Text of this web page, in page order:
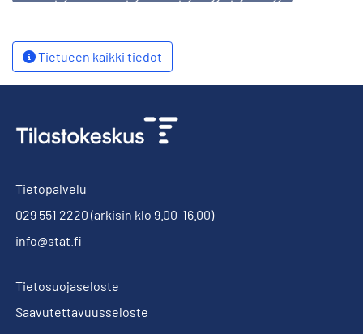
Tietueen kaikki tiedot
Tietopalvelu
029 551 2220 (arkisin klo 9.00-16.00)
info@stat.fi
Tietosuojaseloste
Saavutettavuusseloste